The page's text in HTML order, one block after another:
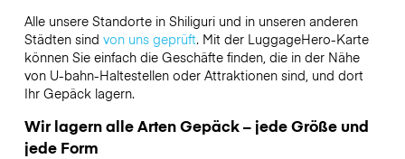
Alle unsere Standorte in Shiliguri und in unseren anderen
Städten sind von uns geprüft. Mit der LuggageHero-Karte
können Sie einfach die Geschäfte finden, die in der Nähe
von U-bahn-Haltestellen oder Attraktionen sind, und dort
Ihr Gepäck lagern.
Wir lagern alle Arten Gepäck – jede Größe und
jede Form